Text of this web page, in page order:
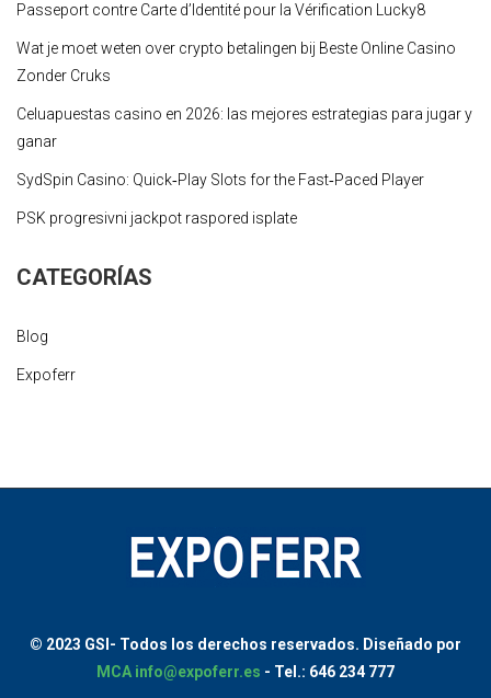
Passeport contre Carte d’Identité pour la Vérification Lucky8
Wat je moet weten over crypto betalingen bij Beste Online Casino
Zonder Cruks
Celuapuestas casino en 2026: las mejores estrategias para jugar y
ganar
SydSpin Casino: Quick‑Play Slots for the Fast‑Paced Player
PSK progresivni jackpot raspored isplate
CATEGORÍAS
Blog
Expoferr
© 2023 GSI- Todos los derechos reservados. Diseñado por
MCA info@expoferr.es - Tel.: 646 234 777